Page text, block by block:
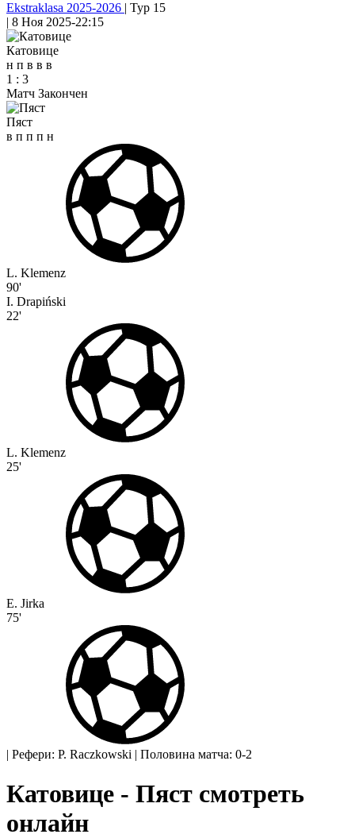
Ekstraklasa 2025-2026 | Тур 15
| 8 Ноя 2025-22:15
Катовице
н п в в в
1 : 3
Матч Закончен
Пяст
в п п п н
L. Klemenz
90'
I. Drapiński
22'
L. Klemenz
25'
E. Jirka
75'
| Рефери: P. Raczkowski | Половина матча: 0-2
Катовице - Пяст смотреть
онлайн